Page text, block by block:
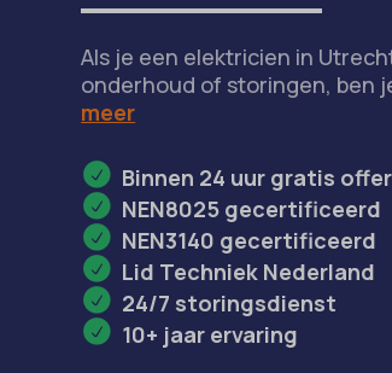
Als je een elektricien in
onderhoud of storingen, ben
meer
Binnen 24 uur gratis
NEN8025 gecertificeerd
NEN3140 gecertificeerd
Lid Techniek Nederland
24/7 storingsdienst
10+ jaar ervaring